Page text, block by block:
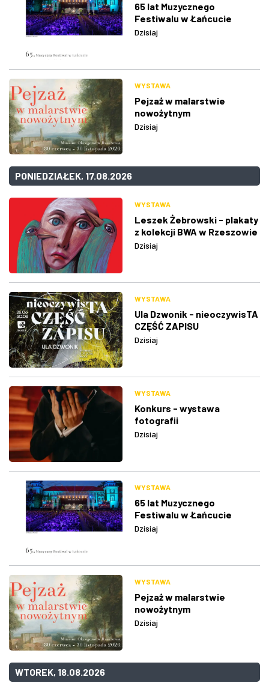
65 lat Muzycznego
Festiwalu w Łańcucie
Dzisiaj
WYSTAWA
Pejzaż w malarstwie
nowożytnym
Dzisiaj
PONIEDZIAŁEK, 17.08.2026
WYSTAWA
Leszek Żebrowski - plakaty
z kolekcji BWA w Rzeszowie
Dzisiaj
WYSTAWA
Ula Dzwonik - nieoczywisTA
CZĘŚĆ ZAPISU
Dzisiaj
WYSTAWA
Konkurs - wystawa
fotografii
Dzisiaj
WYSTAWA
65 lat Muzycznego
Festiwalu w Łańcucie
Dzisiaj
WYSTAWA
Pejzaż w malarstwie
nowożytnym
Dzisiaj
WTOREK, 18.08.2026